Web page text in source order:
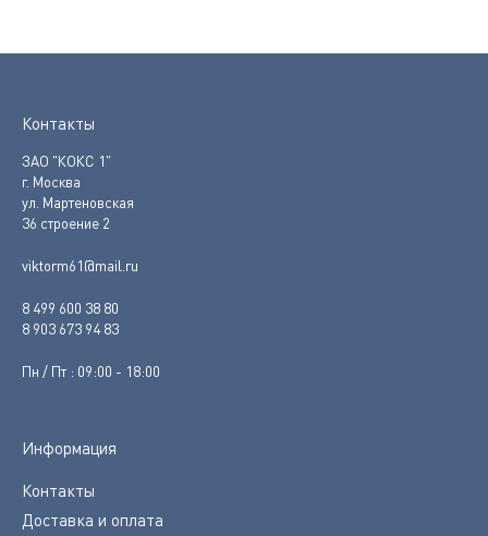
Контакты
ЗАО "КОКС 1"
г. Москва
ул. Мартеновская
36 строение 2
viktorm61@mail.ru
8 499 600 38 80
8 903 673 94 83
Пн / Пт : 09:00 - 18:00
Информация
Контакты
Доставка и оплата